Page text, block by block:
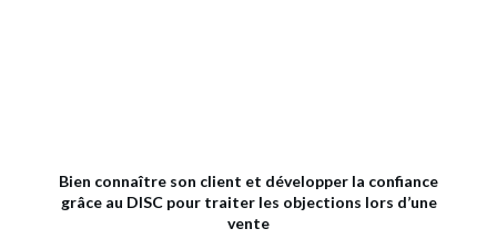
Bien connaître son client et développer la confiance
grâce au DISC pour traiter les objections lors d’une
vente